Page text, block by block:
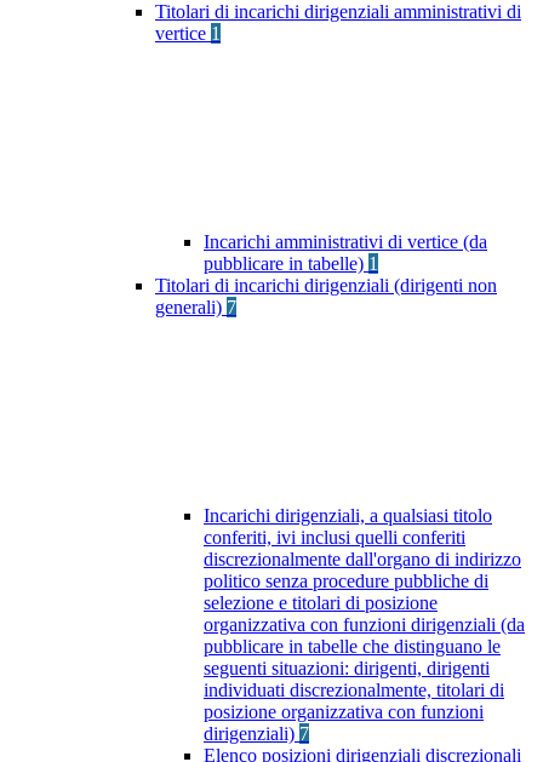
Titolari di incarichi dirigenziali amministrativi di
vertice 1
Incarichi amministrativi di vertice (da
pubblicare in tabelle) 1
Titolari di incarichi dirigenziali (dirigenti non
generali) 7
Incarichi dirigenziali, a qualsiasi titolo
conferiti, ivi inclusi quelli conferiti
discrezionalmente dall'organo di indirizzo
politico senza procedure pubbliche di
selezione e titolari di posizione
organizzativa con funzioni dirigenziali (da
pubblicare in tabelle che distinguano le
seguenti situazioni: dirigenti, dirigenti
individuati discrezionalmente, titolari di
posizione organizzativa con funzioni
dirigenziali) 7
Elenco posizioni dirigenziali discrezionali